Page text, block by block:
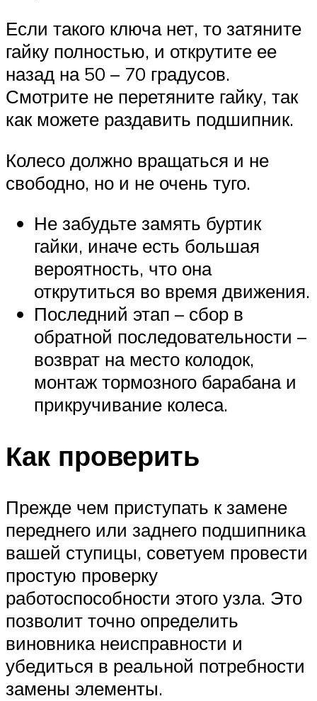
Если такого ключа нет, то затяните
гайку полностью, и открутите ее
назад на 50 – 70 градусов.
Смотрите не перетяните гайку, так
как можете раздавить подшипник.
Колесо должно вращаться и не
свободно, но и не очень туго.
Не забудьте замять буртик
гайки, иначе есть большая
вероятность, что она
открутиться во время движения.
Последний этап – сбор в
обратной последовательности –
возврат на место колодок,
монтаж тормозного барабана и
прикручивание колеса.
Как проверить
Прежде чем приступать к замене
переднего или заднего подшипника
вашей ступицы, советуем провести
простую проверку
работоспособности этого узла. Это
позволит точно определить
виновника неисправности и
убедиться в реальной потребности
замены элементы.